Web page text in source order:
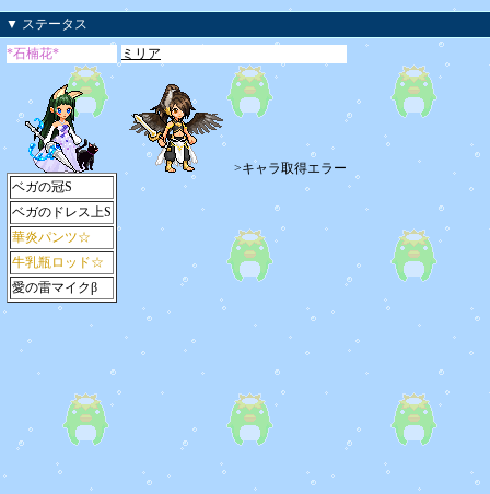
▼ ステータス
*石楠花*
ベガの冠S
ベガのドレス上S
華炎パンツ☆
牛乳瓶ロッド☆
愛の雷マイクβ
ミリア
>キャラ取得エラー